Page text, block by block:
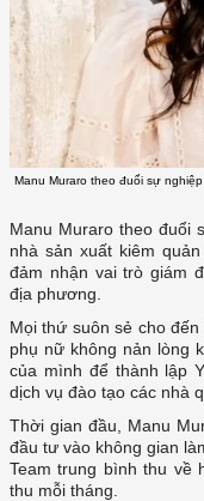
Manu Muraro theo đuổi sự
Manu Muraro theo đuổi
nhà sản xuất kiêm
đảm nhận vai trò giám
địa phương.
Mọi thứ suôn sẻ cho
phụ nữ không nản lòng
của mình để thành lập
dịch vụ đào tạo các nhà
Thời gian đầu, Manu
đầu tư vào không gian
Team trung bình thu về
thu mỗi tháng.